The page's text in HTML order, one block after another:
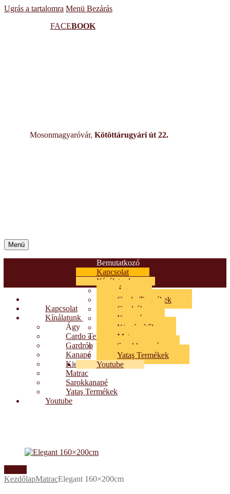
Ugrás a tartalomra Menü Bezárás
FACEBOOK
Mosonmagyaróvár, Kötöttárugyári út 22.
Menü
Bemutatkozó
Kapcsolat
Kínálatunk
Ágy
Cardo Termékek
Gardrób
Kanapé
Kiegészítők
Matrac
Sarokkanapé
Yataş Termékek
Youtube
Bemutatkozó
Kapcsolat
Kínálatunk
Ágy
Cardo Termékek
Gardrób
Kanapé
Kiegészítők
Matrac
Sarokkanapé
Yataş Termékek
Youtube
KezdőlapMatracElegant 160×200cm